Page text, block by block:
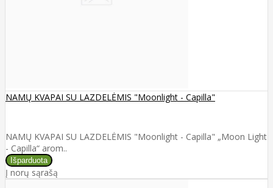
NAMŲ KVAPAI SU LAZDELĖMIS "Moonlight - Capilla"
NAMŲ KVAPAI SU LAZDELĖMIS "Moonlight - Capilla" „Moon Light
- Capilla“ arom..
Į norų sąrašą